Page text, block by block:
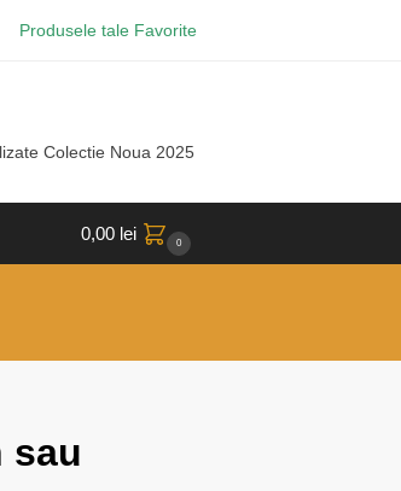
Produsele tale Favorite
Colectie Noua 2025
0,00 lei 0
sau